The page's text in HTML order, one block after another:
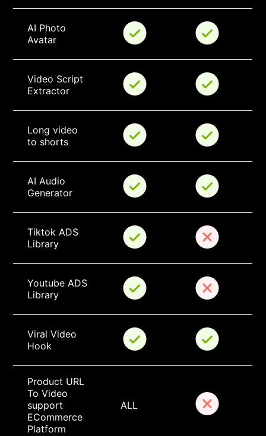
AI Photo
Avatar
Video Script
Extractor
Long video
to shorts
AI Audio
Generator
Tiktok ADS
Library
Youtube ADS
Library
Viral Video
Hook
Product URL
To Video
support
ECommerce
Platform
ALL